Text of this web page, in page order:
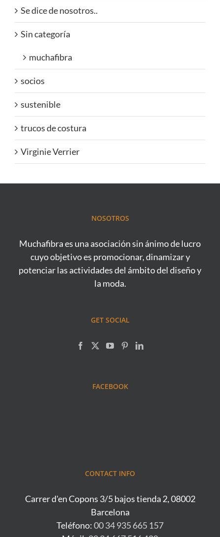
Se dice de nosotros..
Sin categoría
muchafibra
socios
sustenible
trucos de costura
Virginie Verrier
NOSOTROS
Muchafibra es una asociación sin ánimo de lucro
cuyo objetivo es promocionar, dinamizar y
potenciar las actividades del ámbito del diseño y
la moda.
GET SOCIAL
FACEBOOK
CONTACT INFO
Carrer d'en Copons 3/5 bajos tienda 2, 08002
Barcelona
Teléfono:00 34 935 665 157